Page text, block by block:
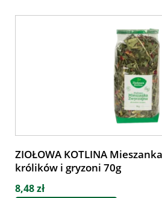
ZIOŁOWA KOTLINA
królików i gryzoni 70g
8,48 zł